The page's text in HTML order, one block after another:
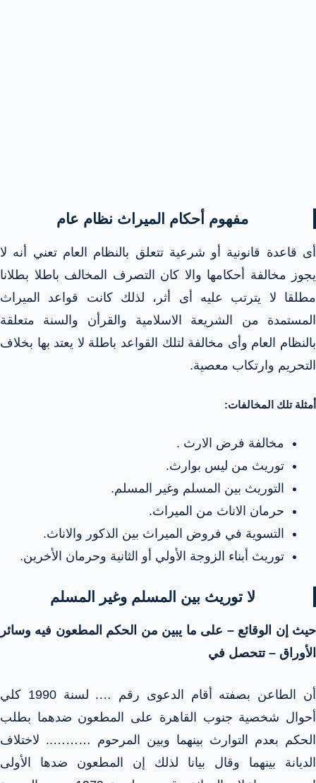
مفهوم أحكام الميراث نظام عام
أى قاعدة قانونية أو شرعية تتعلق بالنظام العام تعني أنه لا
يجوز مخالفة أحكامها والا كان التصرف المخالف باطلا بطلانا
مطلقا لا يترتب عليه أى أثر، لذلك كانت قواعد الميراث
المستمدة من الشريعة الاسلامية والقرأن والسنة متعلقة
بالنظام العام وأى مخالفة لتلك القواعد باطلة لا يعتد بها بخلاف
التحريم وارتكاب معصية.
أمثلة تلك المخالفات:
مخالفة فرض الارث .
توريث من ليس بوارث.
التوريث بين المسلم وغير المسلم.
حرمان الاناث من الميراث.
التسوية في فروض الميراث بين الذكور والاناث.
توريث أبناء الزوجة الأولي أو الثانية وحرمان الأخرين.
لا توريث بين المسلم وغير المسلم
حيث إن الوقائع – على ما يبين من الحكم المطعون فيه وسائر
الأوراق – تتحصل في
أن الطاعن بصفته أقام الدعوى رقم …. لسنة 1990 كلي
أحوال شخصية جنوب القاهرة على المطعون ضدهما بطلب
الحكم بعدم التوارث بينهما وبين المرحوم ……….. لاختلاف
الديانة بينهما وقال بيانا لذلك إن المطعون ضدها الأولى